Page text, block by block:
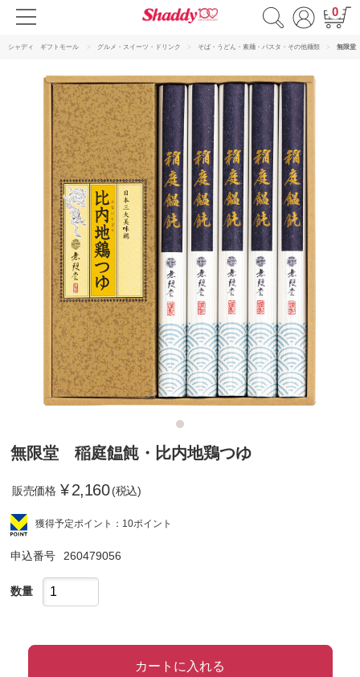
0
シャディ ギフトモール グルメ・スイーツ・ドリンク そば・うどん・素麺・パスタ・その他麺類 無限堂
無限堂 稲庭饂飩・比内地鶏つゆ
販売価格 ¥2,160 (税込)
獲得予定ポイント：10ポイント
申込番号 260479056
数量
カートに入れる